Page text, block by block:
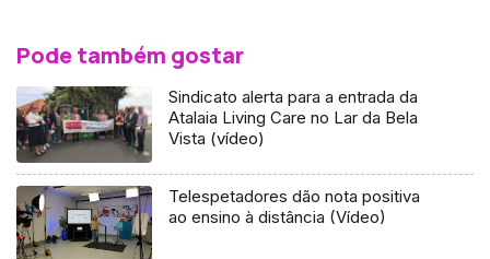
Pode também gostar
Sindicato alerta para a entrada da
Atalaia Living Care no Lar da Bela
Vista (vídeo)
Telespetadores dão nota positiva
ao ensino à distância (Vídeo)